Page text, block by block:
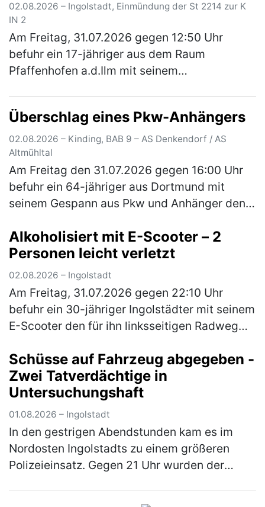
02.08.2026 – Ingolstadt, Einmündung der St 2214 zur K
IN 2
Am Freitag, 31.07.2026 gegen 12:50 Uhr
befuhr ein 17-jähriger aus dem Raum
Pfaffenhofen a.d.Ilm mit seinem
von Irgert…(mehr)
Überschlag eines Pkw-Anhängers
02.08.2026 – Kinding, BAB 9 – AS Denkendorf / AS
Altmühltal
Am Freitag den 31.07.2026 gegen 16:00 Uhr
befuhr ein 64-jähriger aus Dortmund mit
seinem Gespann aus Pkw und Anhänger den
Der Anhänger selbst war mit ei…(mehr)
Alkoholisiert mit E-Scooter – 2
Personen leicht verletzt
02.08.2026 – Ingolstadt
Am Freitag, 31.07.2026 gegen 22:10 Uhr
befuhr ein 30-jähriger Ingolstädter mit seinem
E-Scooter den für ihn linksseitigen Radweg
Ringstraße kommend in Richt…(mehr)
Schüsse auf Fahrzeug abgegeben -
Zwei Tatverdächtige in
Untersuchungshaft
01.08.2026 – Ingolstadt
In den gestrigen Abendstunden kam es im
Nordosten Ingolstadts zu einem größeren
Polizeieinsatz. Gegen 21 Uhr wurden der